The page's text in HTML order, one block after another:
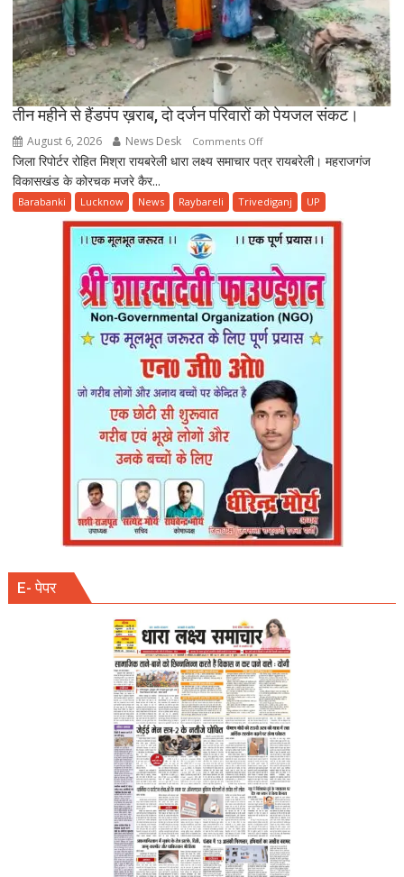
पोल
तीन महीने से हैंडपंप ख़राब, दो दर्जन परिवारों को पेयजल संकट।
August 6, 2026 News Desk Comments Offon
तीन
से
हैंडपंप
ख़राब,
दर्जन
परिवारों
को
पेयजल
संकट।
जिला रिपोर्टर रोहित मिश्रा रायबरेली धारा लक्ष्य समाचार पत्र रायबरेली। महराजगंज
विकासखंड के कोरचक मजरे कैर...
Barabanki Lucknow News Raybareli Trivediganj UP
E- पेपर